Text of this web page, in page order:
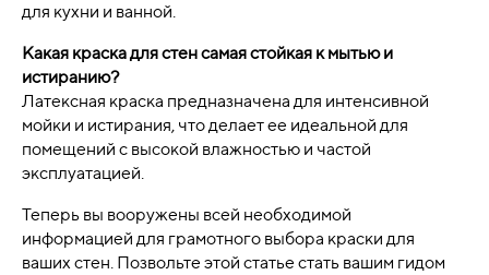
для кухни и ванной.
Какая краска для стен самая стойкая к мытью и
истиранию?
Латексная краска предназначена для интенсивной
мойки и истирания, что делает ее идеальной для
помещений с высокой влажностью и частой
эксплуатацией.
Теперь вы вооружены всей необходимой
информацией для грамотного выбора краски для
ваших стен. Позвольте этой статье стать вашим гидом